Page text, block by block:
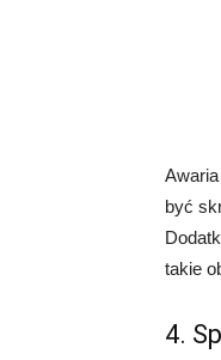
być
takie
4.